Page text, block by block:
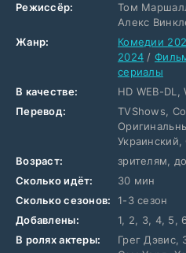
Режиссёр:
Том
Алекс
Жанр:
Комедии
2024 /
сериалы
В качестве:
HD WEB-DL,
Перевод:
TVShows,
Украинский,
Возраст:
зрителям,
Сколько идёт:
30 мин
Сколько сезонов:
1-3 сезон
Добавлены:
1, 2, 3, 4, 5,
В ролях актеры:
Грег Дэвис,